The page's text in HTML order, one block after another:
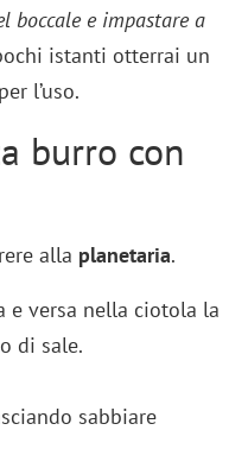
e impastare a
istanti otterrai un
l’uso.
burro con
alla planetaria.
e versa nella ciotola la
di sale.
sabbiare